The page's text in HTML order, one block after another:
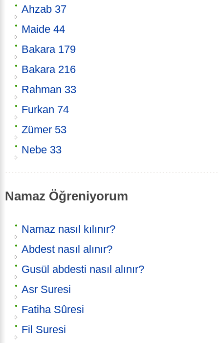
Ahzab 37
Maide 44
Bakara 179
Bakara 216
Rahman 33
Furkan 74
Zümer 53
Nebe 33
Namaz Öğreniyorum
Namaz nasıl kılınır?
Abdest nasıl alınır?
Gusül abdesti nasıl alınır?
Asr Suresi
Fatiha Sûresi
Fil Suresi